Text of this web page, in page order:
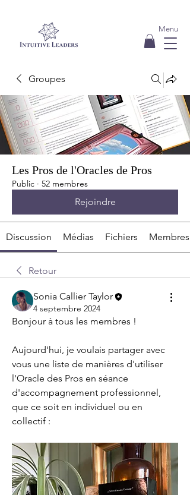
Menu
Groupes
Les Pros de l'Oracles de Pros
Public · 52 membres
Rejoindre
Discussion Médias Fichiers Membres
Retour
Sonia Callier Taylor
4 septembre 2024
Bonjour à tous les membres !
Aujourd'hui, je voulais partager avec
vous une liste de manières d'utiliser
l'Oracle des Pros en séance
d'accompagnement professionnel,
que ce soit en individuel ou en
collectif :